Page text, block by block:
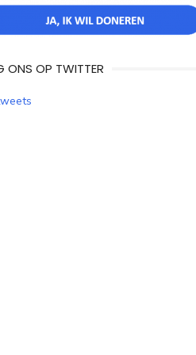
ONS OP TWITTER